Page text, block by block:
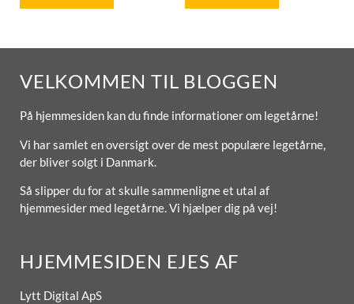
VELKOMMEN TIL BLOGGEN
På hjemmesiden kan du finde informationer om legetårne!
Vi har samlet en oversigt over de mest populære legetårne,
der bliver solgt i Danmark.
Så slipper du for at skulle sammenligne et utal af
hjemmesider med legetårne. Vi hjælper dig på vej!
HJEMMESIDEN EJES AF
Lytt Digital ApS